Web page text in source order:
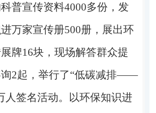
普宣传资料4000多份，发
万家宣传册500册，展出环
牌16块，现场解答群众提
询2起，举行了“低碳减排——
人签名活动。以环保知识进